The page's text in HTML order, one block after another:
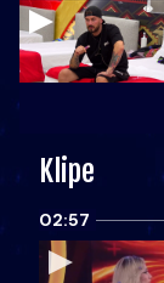
Klipe
02:57